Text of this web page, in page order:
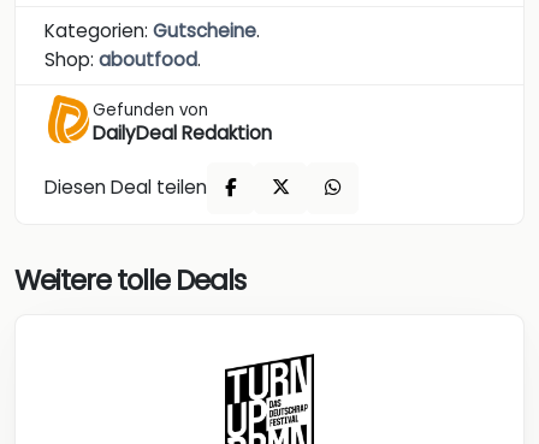
Kategorien: Gutscheine.
Shop: aboutfood.
Gefunden von
DailyDeal Redaktion
Diesen Deal teilen
Weitere tolle Deals